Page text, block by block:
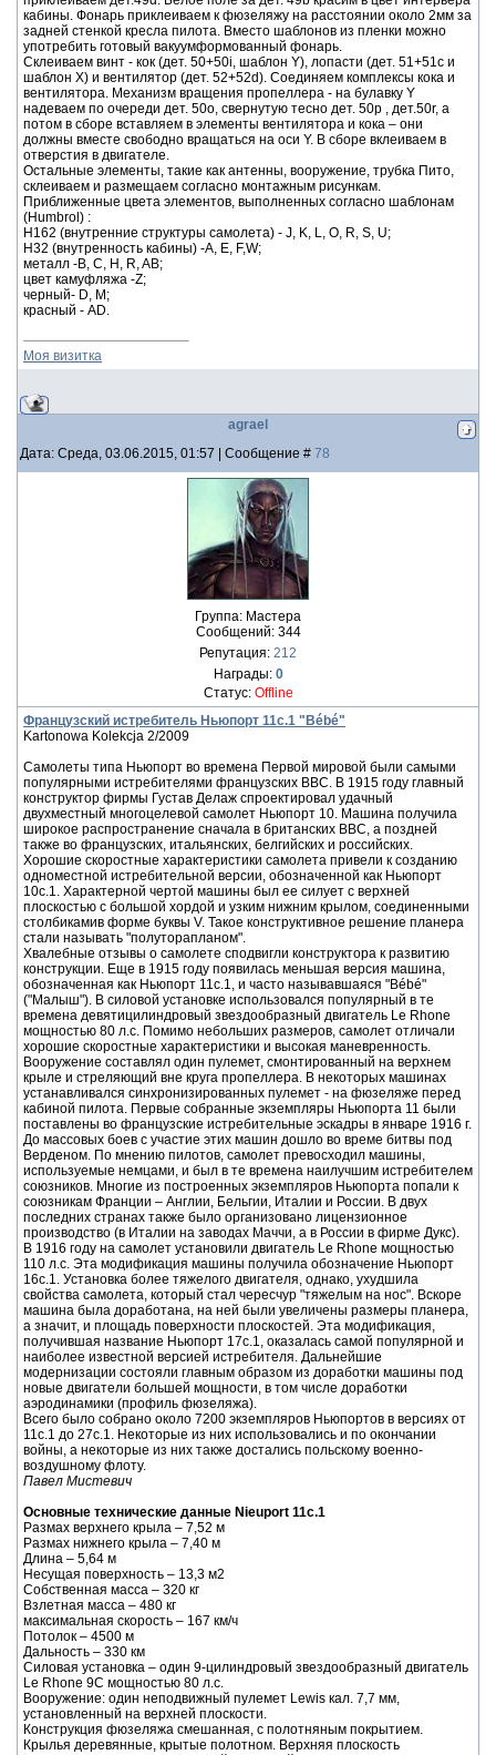
кабины. Фонарь приклеиваем к фюзеляжу на расстоянии около 2мм за
задней стенкой кресла пилота. Вместо шаблонов из пленки можно
употребить готовый вакуумформованный фонарь.
Склеиваем винт - кок (дет. 50+50i, шаблон Y), лопасти (дет. 51+51c и
шаблон X) и вентилятор (дет. 52+52d). Соединяем комплексы кока и
вентилятора. Механизм вращения пропеллера - на булавку Y
надеваем по очереди дет. 50o, свернутую тесно дет. 50p , дет.50r, а
потом в сборе вставляем в элементы вентилятора и кока – они
должны вместе свободно вращаться на оси Y. В сборе вклеиваем в
отверстия в двигателе.
Остальные элементы, такие как антенны, вооружение, трубка Пито,
склеиваем и размещаем согласно монтажным рисункам.
Приближенные цвета элементов, выполненных согласно шаблонам
(Humbrol) :
H162 (внутренние структуры самолета) - J, K, L, O, R, S, U;
H32 (внутренность кабины) -A, E, F,W;
металл -B, C, H, R, AB;
цвет камуфляжа -Z;
черный- D, М;
красный - AD.
Моя визитка
agrael
Дата: Среда, 03.06.2015, 01:57 | Сообщение # 78
Группа: Мастера
Сообщений: 344
Репутация: 212
Награды: 0
Статус: Offline
Французский истребитель Ньюпорт 11с.1 "Bébé"
Kartonowa Kolekcja 2/2009
Самолеты типа Ньюпорт во времена Первой мировой были самыми
популярными истребителями французских ВВС. В 1915 году главный
конструктор фирмы Густав Делаж спроектировал удачный
двухместный многоцелевой самолет Ньюпорт 10. Машина получила
широкое распространение сначала в британских ВВС, а поздней
также во французских, итальянских, белгийских и российских.
Хорошие скоростные характеристики самолета привели к созданию
одноместной истребительной версии, обозначенной как Ньюпорт
10с.1. Характерной чертой машины был ее силует с верхней
плоскостью с большой хордой и узким нижним крылом, соединенными
столбикамив форме буквы V. Такое конструктивное решение планера
стали называть "полуторапланом".
Хвалебные отзывы о самолете сподвигли конструктора к развитию
конструкции. Еще в 1915 году появилась меньшая версия машина,
обозначенная как Ньюпорт 11с.1, и часто называвшаяся "Bébé"
("Малыш"). В силовой установке использовался популярный в те
времена девятицилиндровый звездообразный двигатель Le Rhone
мощностью 80 л.с. Помимо небольших размеров, самолет отличали
хорошие скоростные характеристики и высокая маневренность.
Вооружение составлял один пулемет, смонтированный на верхнем
крыле и стреляющий вне круга пропеллера. В некоторых машинах
устанавливался синхронизированных пулемет - на фюзеляже перед
кабиной пилота. Первые собранные экземпляры Ньюпорта 11 были
поставлены во французские истребительные эскадры в январе 1916 г.
До массовых боев с участие этих машин дошло во време битвы под
Верденом. По мнению пилотов, самолет превосходил машины,
используемые немцами, и был в те времена наилучшим истребителем
союзников. Многие из построенных экземпляров Ньюпорта попали к
союзникам Франции – Англии, Бельгии, Италии и России. В двух
последних странах также было организовано лицензионное
производство (в Италии на заводах Маччи, а в России в фирме Дукс).
В 1916 году на самолет установили двигатель Le Rhone мощностью
110 л.с. Эта модификация машины получила обозначение Ньюпорт
16с.1. Установка более тяжелого двигателя, однако, ухудшила
свойства самолета, который стал чересчур "тяжелым на нос". Вскоре
машина была доработана, на ней были увеличены размеры планера,
а значит, и площадь поверхности плоскостей. Эта модификация,
получившая название Ньюпорт 17с.1, оказалась самой популярной и
наиболее известной версией истребителя. Дальнейшие
модернизации состояли главным образом из доработки машины под
новые двигатели большей мощности, в том числе доработки
аэродинамики (профиль фюзеляжа).
Всего было собрано около 7200 экземпляров Ньюпортов в версиях от
11с.1 до 27с.1. Некоторые из них использовались и по окончании
войны, а некоторые из них также достались польскому военно-
воздушному флоту.
Павел Мистевич
Основные технические данные Nieuport 11c.1
Размах верхнего крыла – 7,52 м
Размах нижнего крыла – 7,40 м
Длина – 5,64 м
Несущая поверхность – 13,3 м2
Собственная масса – 320 кг
Взлетная масса – 480 кг
максимальная скорость – 167 км/ч
Потолок – 4500 м
Дальность – 330 км
Силовая установка – один 9-цилиндровый звездообразный двигатель
Le Rhone 9С мощностью 80 л.с.
Вооружение: один неподвижный пулемет Lewis кал. 7,7 мм,
установленный на верхней плоскости.
Конструкция фюзеляжа смешанная, с полотняным покрытием.
Крылья деревянные, крытые полотном. Верхняя плоскость